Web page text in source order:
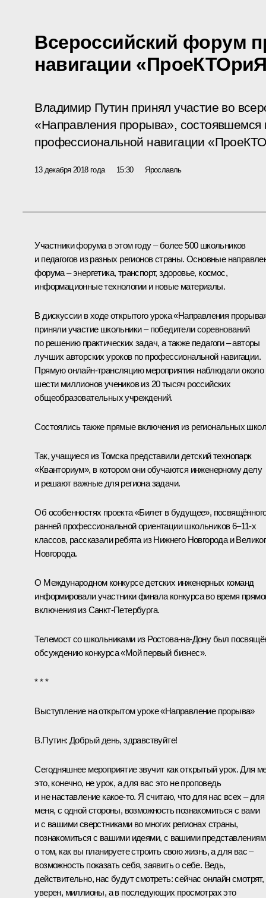
Всероссийский форум
навигации
Владимир Путин принял участие во
«Направления прорыва»,
профессиональной навигации
13 декабря 2018 года 15:30 Ярославль
Участники форума в этом году – более 500 школьников
и педагогов из разных регионов страны. Основные
форума – энергетика, транспорт, здоровье, космос,
информационные технологии и новые материалы.
В дискуссии в ходе открытого урока «Направления
приняли участие школьники – победители соревнований
по решению практических задач, а также педагоги – авторы
лучших авторских уроков по профессиональной навигации.
Прямую онлайн-трансляцию мероприятия наблюдали около
шести миллионов учеников из 20 тысяч российских
общеобразовательных учреждений.
Состоялись также прямые включения из региональных
Так, учащиеся из Томска представили детский технопарк
«Кванториум», в котором они обучаются инженерному делу
и решают важные для региона задачи.
Об особенностях проекта «Билет в будущее»,
ранней профессиональной ориентации школьников 6–11‑х
классов, рассказали ребята из Нижнего Новгорода и
Новгорода.
О Международном конкурсе детских инженерных команд
информировали участники финала конкурса во время
включения из Санкт-Петербурга.
Телемост со школьниками из Ростова-на‑Дону был
обсуждению конкурса «Мой первый бизнес».
* * *
Выступление на открытом уроке «Направление прорыва»
В.Путин: Добрый день, здравствуйте!
Сегодняшнее мероприятие звучит как открытый урок. Для
это, конечно, не урок, а для вас это не проповедь
и не наставление какое‑то. Я считаю, что для нас всех – для
меня, с одной стороны, возможность познакомиться с вами
и с вашими сверстниками во многих регионах страны,
познакомиться с вашими идеями, с вашими
о том, как вы планируете строить свою жизнь, а для вас –
возможность показать себя, заявить о себе. Ведь,
действительно, нас будут смотреть: сейчас онлайн смотрят,
уверен, миллионы, а в последующих просмотрах это